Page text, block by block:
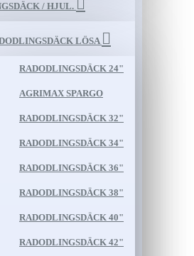
/ HJUL.
LÖSA
RADODLINGSDÄCK 24"
AGRIMAX SPARGO
RADODLINGSDÄCK 32"
RADODLINGSDÄCK 34"
RADODLINGSDÄCK 36"
RADODLINGSDÄCK 38"
RADODLINGSDÄCK 40"
RADODLINGSDÄCK 42"